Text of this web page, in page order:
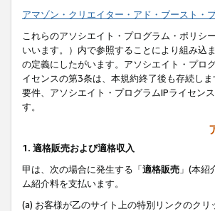
アマゾン・クリエイター・アド・ブースト・
これらのアソシエイト・プログラム・ポリシ
いいます。）内で参照することにより組み込
の定義にしたがいます。アソシエイト・プロ
イセンスの第3条は、本規約終了後も存続し
要件、アソシエイト・プログラムIPライセン
す。
1. 適格販売および適格収入
甲は、次の場合に発生する「適格販売 」(本
ム紹介料を支払います。
(a) お客様が乙のサイト上の特別リンクのク